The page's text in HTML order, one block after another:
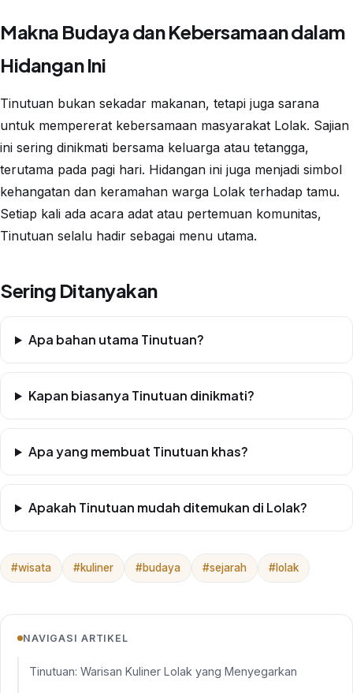
Makna Budaya dan Kebersamaan dalam
Hidangan Ini
Tinutuan bukan sekadar makanan, tetapi juga sarana
untuk mempererat kebersamaan masyarakat Lolak. Sajian
ini sering dinikmati bersama keluarga atau tetangga,
terutama pada pagi hari. Hidangan ini juga menjadi simbol
kehangatan dan keramahan warga Lolak terhadap tamu.
Setiap kali ada acara adat atau pertemuan komunitas,
Tinutuan selalu hadir sebagai menu utama.
Sering Ditanyakan
Apa bahan utama Tinutuan?
Kapan biasanya Tinutuan dinikmati?
Apa yang membuat Tinutuan khas?
Apakah Tinutuan mudah ditemukan di Lolak?
#wisata #kuliner #budaya #sejarah #lolak
NAVIGASI ARTIKEL
Tinutuan: Warisan Kuliner Lolak yang Menyegarkan